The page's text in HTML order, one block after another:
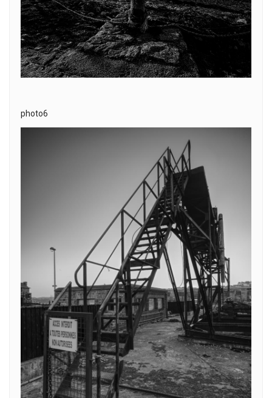
photo6